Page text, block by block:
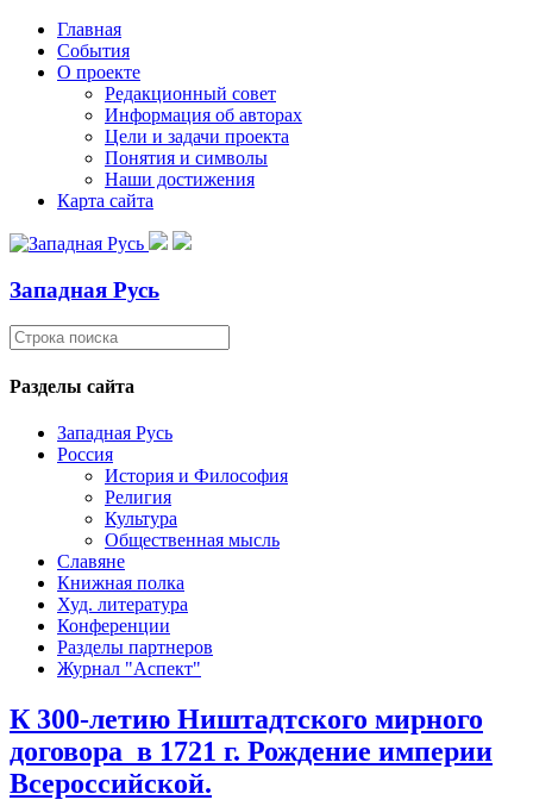
Главная
События
О проекте
Редакционный совет
Информация об авторах
Цели и задачи проекта
Понятия и символы
Наши достижения
Карта сайта
Западная Русь
Разделы сайта
Западная Русь
Россия
История и Философия
Религия
Культура
Общественная мысль
Славяне
Книжная полка
Худ. литература
Конференции
Разделы партнеров
Журнал "Аспект"
К 300-летию Ништадтского мирного
договора в 1721 г. Рождение империи
Всероссийской.